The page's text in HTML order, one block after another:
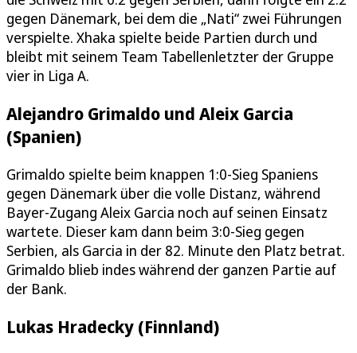
gegen Dänemark, bei dem die „Nati“ zwei Führungen
verspielte. Xhaka spielte beide Partien durch und
bleibt mit seinem Team Tabellenletzter der Gruppe
vier in Liga A.
Alejandro Grimaldo und Aleix Garcia
(Spanien)
Grimaldo spielte beim knappen 1:0-Sieg Spaniens
gegen Dänemark über die volle Distanz, während
Bayer-Zugang Aleix Garcia noch auf seinen Einsatz
wartete. Dieser kam dann beim 3:0-Sieg gegen
Serbien, als Garcia in der 82. Minute den Platz betrat.
Grimaldo blieb indes während der ganzen Partie auf
der Bank.
Lukas Hradecky (Finnland)